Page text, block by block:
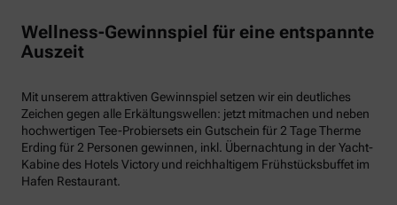
Wellness-Gewinnspiel für eine entspannte
Auszeit
Mit unserem attraktiven Gewinnspiel setzen wir ein deutliches
Zeichen gegen alle Erkältungswellen: jetzt mitmachen und neben
hochwertigen Tee-Probiersets ein Gutschein für 2 Tage Therme
Erding für 2 Personen gewinnen, inkl. Übernachtung in der Yacht-
Kabine des Hotels Victory und reichhaltigem Frühstücksbuffet im
Hafen Restaurant.